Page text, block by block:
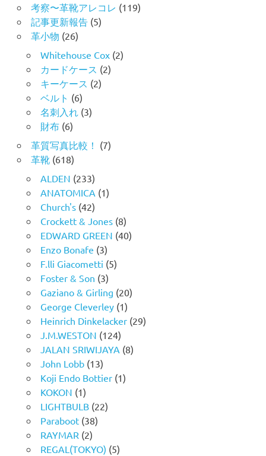
考察〜革靴アレコレ (119)
記事更新報告(5)
革小物 (26)
Whitehouse Cox(2)
カードケース (2)
キーケース (2)
ベルト (6)
名刺入れ (3)
財布(6)
革質写真比較！ (7)
革靴(618)
ALDEN (233)
ANATOMICA (1)
Church's(42)
Crockett & Jones(8)
EDWARD GREEN (40)
Enzo Bonafe (3)
F.lli Giacometti (5)
Foster & Son (3)
Gaziano & Girling (20)
George Cleverley(1)
Heinrich Dinkelacker(29)
J.M.WESTON (124)
JALAN SRIWIJAYA (8)
John Lobb(13)
Koji Endo Bottier(1)
KOKON (1)
LIGHTBULB(22)
Paraboot(38)
RAYMAR (2)
REGAL(TOKYO) (5)